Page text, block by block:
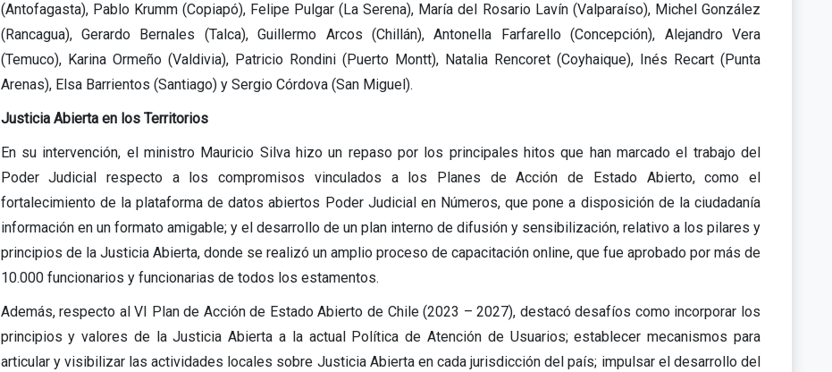
(Antofagasta), Pablo Krumm (Copiapó), Felipe Pulgar (La Serena), María del Rosario Lavín (Valparaíso), Michel González
(Rancagua), Gerardo Bernales (Talca), Guillermo Arcos (Chillán), Antonella Farfarello (Concepción), Alejandro Vera
(Temuco), Karina Ormeño (Valdivia), Patricio Rondini (Puerto Montt), Natalia Rencoret (Coyhaique), Inés Recart (Punta
Arenas), Elsa Barrientos (Santiago) y Sergio Córdova (San Miguel).
Justicia Abierta en los Territorios
En su intervención, el ministro Mauricio Silva hizo un repaso por los principales hitos que han marcado el trabajo del
Poder Judicial respecto a los compromisos vinculados a los Planes de Acción de Estado Abierto, como el
fortalecimiento de la plataforma de datos abiertos Poder Judicial en Números, que pone a disposición de la ciudadanía
información en un formato amigable; y el desarrollo de un plan interno de difusión y sensibilización, relativo a los pilares y
principios de la Justicia Abierta, donde se realizó un amplio proceso de capacitación online, que fue aprobado por más de
10.000 funcionarios y funcionarias de todos los estamentos.
Además, respecto al VI Plan de Acción de Estado Abierto de Chile (2023 – 2027), destacó desafíos como incorporar los
principios y valores de la Justicia Abierta a la actual Política de Atención de Usuarios; establecer mecanismos para
articular y visibilizar las actividades locales sobre Justicia Abierta en cada jurisdicción del país; impulsar el desarrollo del